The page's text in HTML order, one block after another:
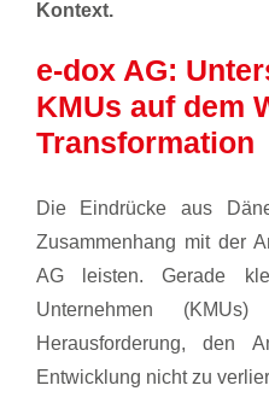
Kontext.
e-dox AG:
KMUs auf dem
Transformation
Die Eindrücke aus
Zusammenhang mit der
AG leisten. Gerade
Unternehmen
Herausforderung, den
Entwicklung nicht zu